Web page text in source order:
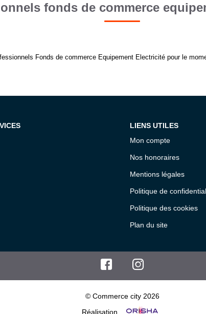
fonds de commerce
Fonds de commerce Equipement Electricité pour le
LIENS UTILES
Mon compte
Nos honoraires
Mentions légales
Politique de
Politique des cookies
Plan du site
© Commerce city 2026
Réalisation